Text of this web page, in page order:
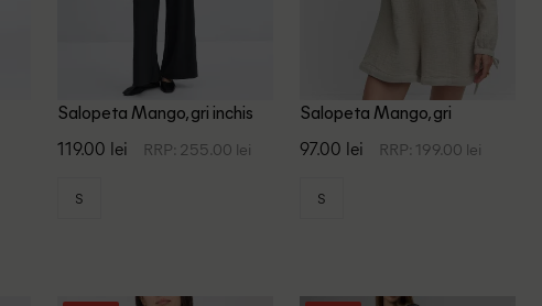
Salopeta Mango, gri inchis
119.00 lei RRP: 255.00 lei
S
Salopeta Mango, gri
97.00 lei RRP: 199.00 lei
S